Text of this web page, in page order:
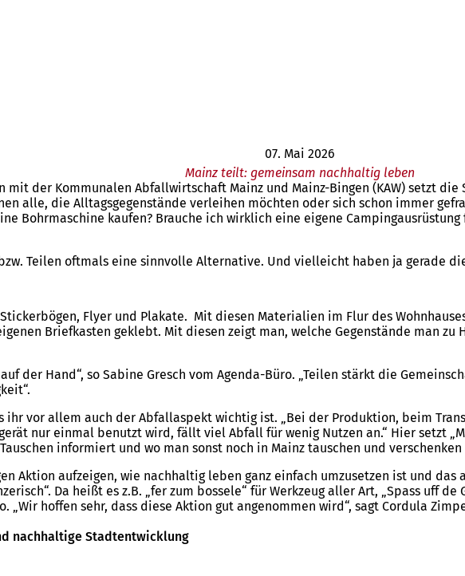
07. Mai 2026
Mainz teilt: gemeinsam nachhaltig leben
mit der Kommunalen Abfallwirtschaft Mainz und Mainz-Bingen (KAW) setzt
alle, die Alltagsgegenstände verleihen möchten oder sich schon immer
Bohrmaschine kaufen? Brauche ich wirklich eine eigene
Teilen oftmals eine sinnvolle Alternative. Und vielleicht haben ja gerade
Flyer und Plakate. Mit diesen Materialien im Flur des
Briefkasten geklebt. Mit diesen zeigt man, welche Gegenstände man
der Hand“, so Sabine Gresch vom Agenda-Büro. „Teilen stärkt die
ihr vor allem auch der Abfallaspekt wichtig ist. „Bei der Produktion, beim
nur einmal benutzt wird, fällt viel Abfall für wenig Nutzen an.“ Hier setzt
informiert und wo man sonst noch in Mainz tauschen und verschenken
Aktion aufzeigen, wie nachhaltig leben ganz einfach umzusetzen ist und das
Da heißt es z.B. „fer zum bossele“ für Werkzeug aller Art, „Spass uff
„Wir hoffen sehr, dass diese Aktion gut angenommen wird“, sagt Cordula
nachhaltige Stadtentwicklung